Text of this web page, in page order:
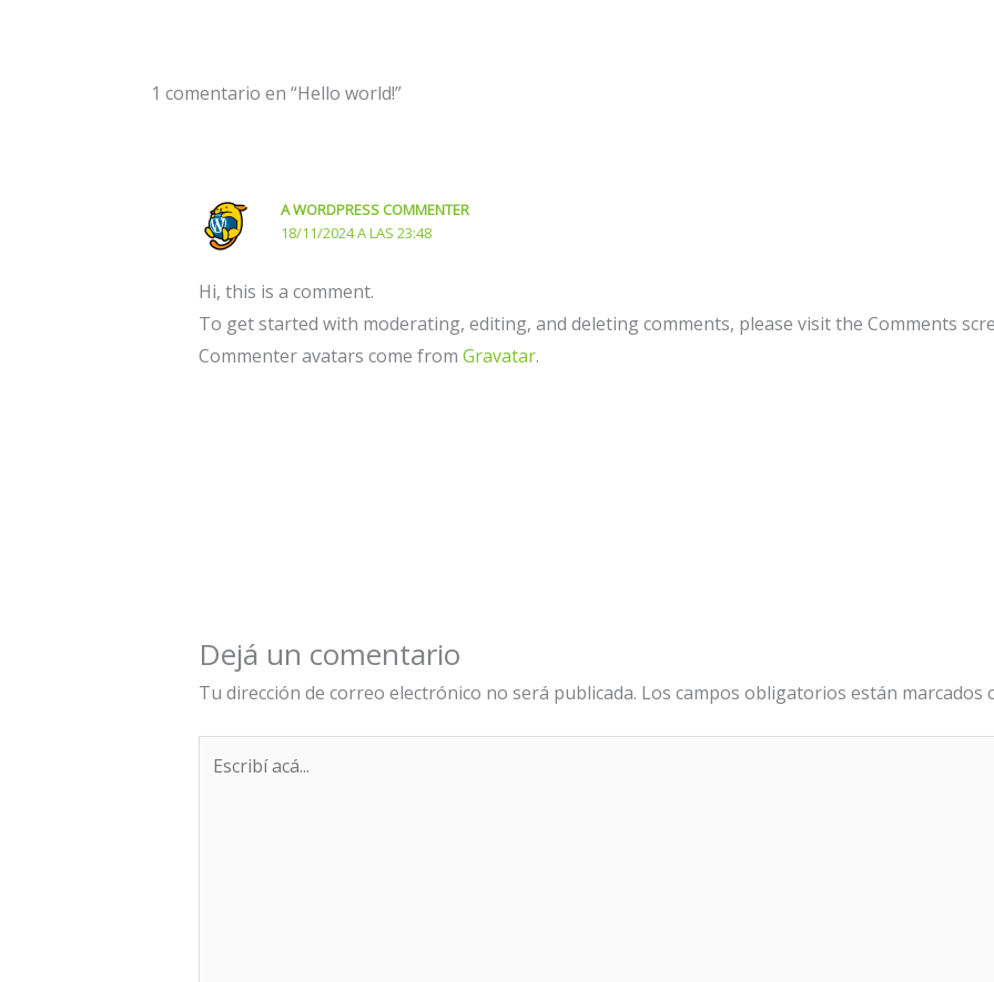
1 comentario en “Hello world!”
A WORDPRESS COMMENTER
18/11/2024 A LAS 23:48
Hi, this is a comment.
To get started with moderating, editing, and deleting comments, please visit the Comments
Commenter avatars come from Gravatar.
Dejá un comentario
Tu dirección de correo electrónico no será publicada. Los campos obligatorios están marcados